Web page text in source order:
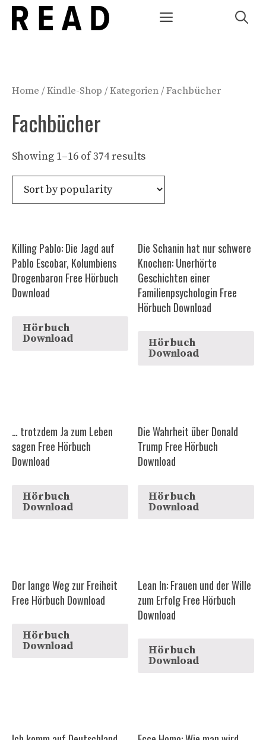
Zum
Inhalt
Menü
Home /Kindle-Shop /Kategorien/ Fachbücher
Fachbücher
Showing 1–16 of 374 results
Killing Pablo: Die Jagd auf
Pablo Escobar, Kolumbiens
Drogenbaron Free Hörbuch
Download
Hörbuch
Download
Die Schanin hat nur schwere
Knochen: Unerhörte
Geschichten einer
Familienpsychologin Free
Hörbuch Download
Hörbuch
Download
… trotzdem Ja zum Leben
sagen Free Hörbuch
Download
Hörbuch
Download
Die Wahrheit über Donald
Trump Free Hörbuch
Download
Hörbuch
Download
Der lange Weg zur Freiheit
Free Hörbuch Download
Hörbuch
Download
Lean In: Frauen und der Wille
zum Erfolg Free Hörbuch
Download
Hörbuch
Download